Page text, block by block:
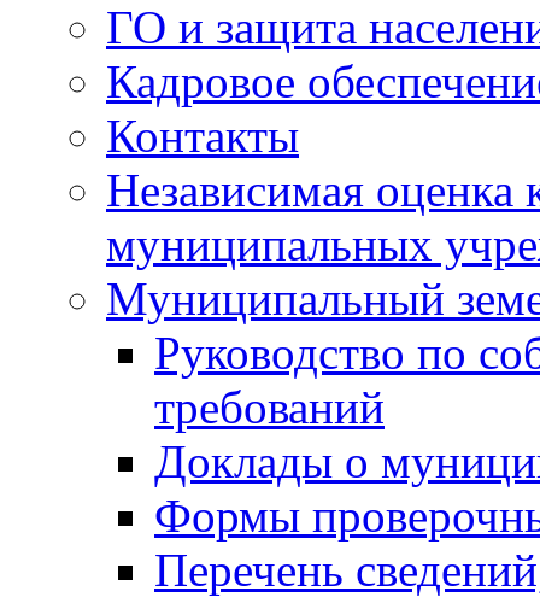
ГО и защита
Кадровое
Контакты
Независимая оценка
муниципальных
Муниципальный
Руководство по
требований
Доклады о
Формы
Перечень